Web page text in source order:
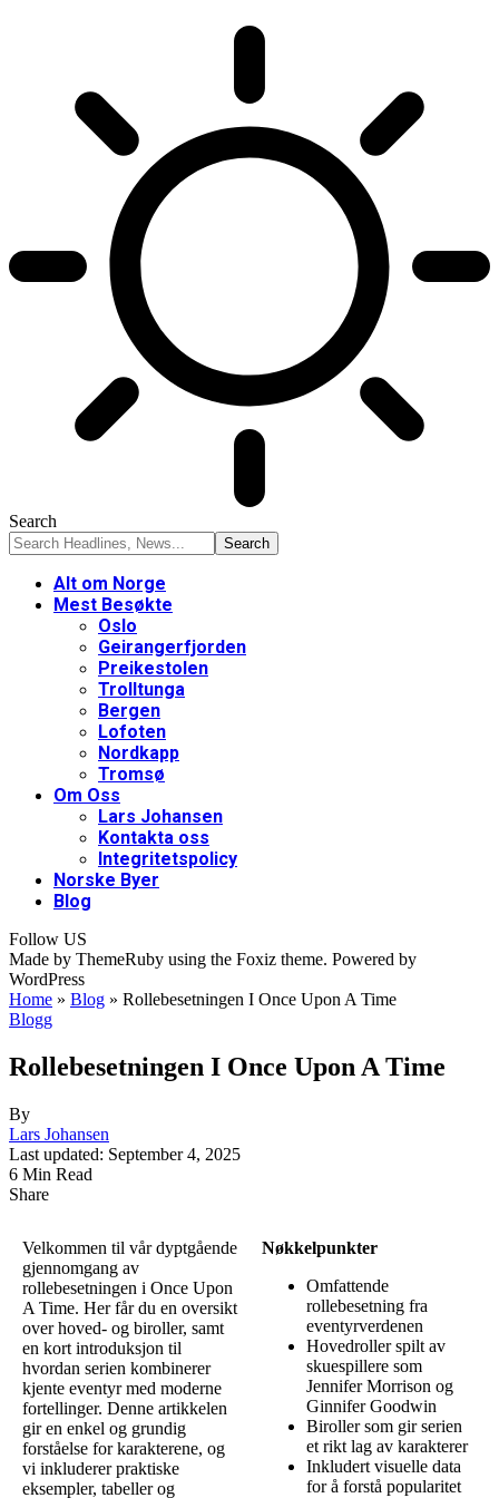
Search
Alt om Norge
Mest Besøkte
Oslo
Geirangerfjorden
Preikestolen
Trolltunga
Bergen
Lofoten
Nordkapp
Tromsø
Om Oss
Lars Johansen
Kontakta oss
Integritetspolicy
Norske Byer
Blog
Follow US
Made by ThemeRuby using the Foxiz theme. Powered by
WordPress
Home » Blog » Rollebesetningen I Once Upon A Time
Blogg
Rollebesetningen I Once Upon A Time
By
Lars Johansen
Last updated: September 4, 2025
6 Min Read
Share
Velkommen til vår dyptgående
gjennomgang av
rollebesetningen i Once Upon
A Time. Her får du en oversikt
over hoved- og biroller, samt
en kort introduksjon til
hvordan serien kombinerer
kjente eventyr med moderne
fortellinger. Denne artikkelen
gir en enkel og grundig
forståelse for karakterene, og
vi inkluderer praktiske
eksempler, tabeller og
Nøkkelpunkter
Omfattende
rollebesetning fra
eventyrverdenen
Hovedroller spilt av
skuespillere som
Jennifer Morrison og
Ginnifer Goodwin
Biroller som gir serien
et rikt lag av karakterer
Inkludert visuelle data
for å forstå popularitet